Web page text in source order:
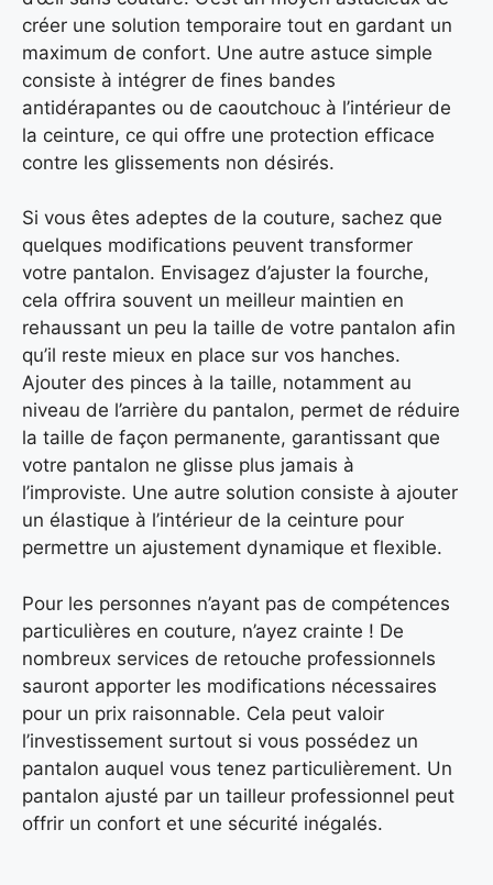
créer une solution temporaire tout en gardant un
maximum de confort. Une autre astuce simple
consiste à intégrer de fines bandes
antidérapantes ou de caoutchouc à l’intérieur de
la ceinture, ce qui offre une protection efficace
contre les glissements non désirés.
Si vous êtes adeptes de la couture, sachez que
quelques modifications peuvent transformer
votre pantalon. Envisagez d’ajuster la fourche,
cela offrira souvent un meilleur maintien en
rehaussant un peu la taille de votre pantalon afin
qu’il reste mieux en place sur vos hanches.
Ajouter des pinces à la taille, notamment au
niveau de l’arrière du pantalon, permet de réduire
la taille de façon permanente, garantissant que
votre pantalon ne glisse plus jamais à
l’improviste. Une autre solution consiste à ajouter
un élastique à l’intérieur de la ceinture pour
permettre un ajustement dynamique et flexible.
Pour les personnes n’ayant pas de compétences
particulières en couture, n’ayez crainte ! De
nombreux services de retouche professionnels
sauront apporter les modifications nécessaires
pour un prix raisonnable. Cela peut valoir
l’investissement surtout si vous possédez un
pantalon auquel vous tenez particulièrement. Un
pantalon ajusté par un tailleur professionnel peut
offrir un confort et une sécurité inégalés.